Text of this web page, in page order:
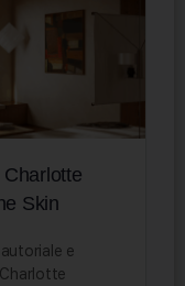
Skin
e